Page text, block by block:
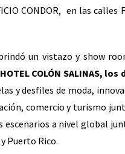
CONDOR, en las calles
un vistazo y show
HOTEL COLÓN SALINAS,
y desfiles de moda,
comercio y turismo
a nivel global
Puerto Rico.